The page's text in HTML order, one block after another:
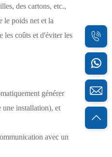
des cartons, etc.,
le poids net et la
les coûts et d'éviter les
générer
une installation), et
avec un